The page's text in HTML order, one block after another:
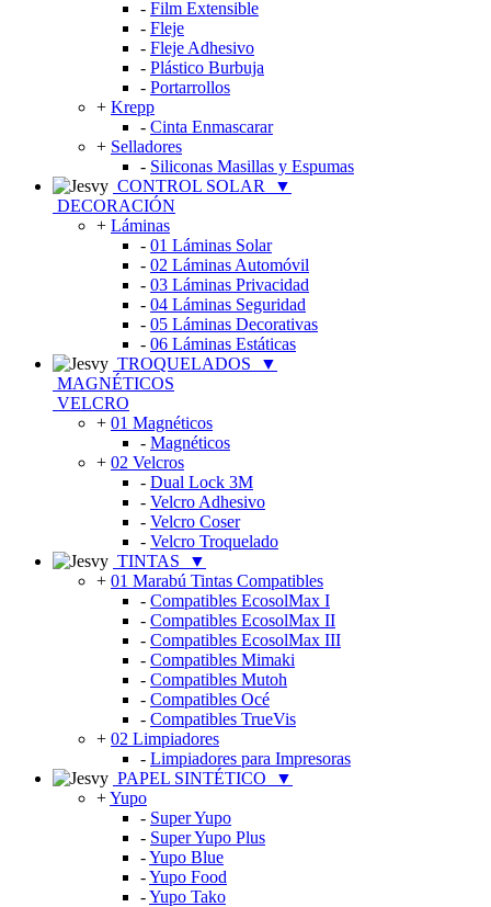
- Film Extensible
- Fleje
- Fleje Adhesivo
- Plástico Burbuja
- Portarrollos
+ Krepp
- Cinta Enmascarar
+ Selladores
- Siliconas Masillas y Espumas
CONTROL SOLAR
▼
DECORACIÓN
+ Láminas
- 01 Láminas Solar
- 02 Láminas Automóvil
- 03 Láminas Privacidad
- 04 Láminas Seguridad
- 05 Láminas Decorativas
- 06 Láminas Estáticas
TROQUELADOS
▼
MAGNÉTICOS
VELCRO
+ 01 Magnéticos
- Magnéticos
+ 02 Velcros
- Dual Lock 3M
- Velcro Adhesivo
- Velcro Coser
- Velcro Troquelado
TINTAS
▼
+ 01 Marabú Tintas Compatibles
- Compatibles EcosolMax I
- Compatibles EcosolMax II
- Compatibles EcosolMax III
- Compatibles Mimaki
- Compatibles Mutoh
- Compatibles Océ
- Compatibles TrueVis
+ 02 Limpiadores
- Limpiadores para Impresoras
PAPEL SINTÉTICO
▼
+Yupo
- Super Yupo
- Super Yupo Plus
-Yupo Blue
-Yupo Food
-Yupo Tako